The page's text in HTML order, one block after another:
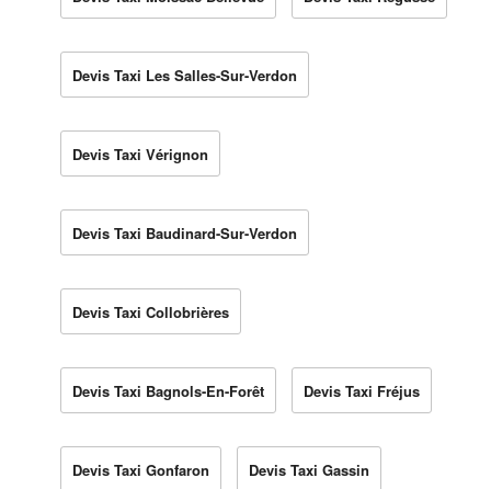
Devis Taxi Les Salles-Sur-Verdon
Devis Taxi Vérignon
Devis Taxi Baudinard-Sur-Verdon
Devis Taxi Collobrières
Devis Taxi Bagnols-En-Forêt Devis Taxi Fréjus
Devis Taxi Gonfaron Devis Taxi Gassin